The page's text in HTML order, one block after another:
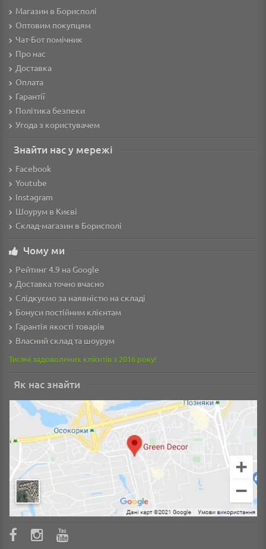
Магазин в Борисполі
Оптовим покупцям
Чат-Бот помічник
Про нас
Доставка
Оплата
Гарантії
Політика безпеки
Угода з користувачем
Знайти нас у мережі
Facebook
Youtube
Instagram
Шоурум в Києві
Склад-магазин в Борисполі
Чому ми
Рейтинг 4.9 на Google
Доставка точно вчасно
Слідкуємо за наявністю на складі
Бонуси постійним клієнтам
Гарантія якості товарів
Власний склад та шоурум
Тисячі задоволених клієнтів з 2016 року!
Як нас знайти